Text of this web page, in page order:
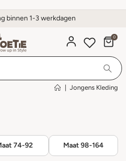
binnen 1-3 werkdagen
0
Jongens Kleding
74-92 Maat 98-164